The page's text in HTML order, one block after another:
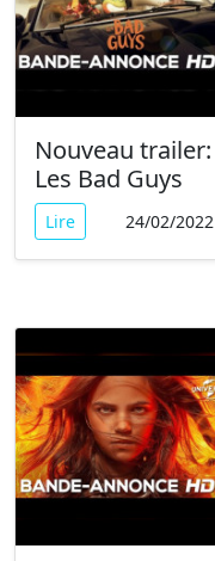
Nouveau trailer:
Les Bad Guys
Lire 24/02/2022